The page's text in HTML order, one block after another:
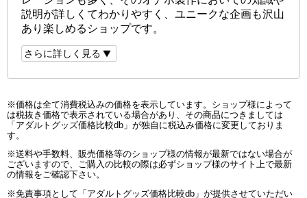
説明が詳しくてわかりやすく、ユニークな企画も沢山
あり楽しめるショップです。
さらに詳しく見る
※価格は全て消費税込みの価格を表示しています。ショップ様によって
は税抜き価格で表示されている場合があり、その商品につきましては
「アダルトグッズ価格比較db」が独自に税込み価格に変更しておりま
す。
※送料や手数料、販売価格等のショップ様の情報が最新ではない場合が
ございますので、ご購入の比較の際は必ずショップ様のサイト上で最新
の情報をご確認下さい。
※免責事項として「アダルトグッズ価格比較db」が提供させていただい